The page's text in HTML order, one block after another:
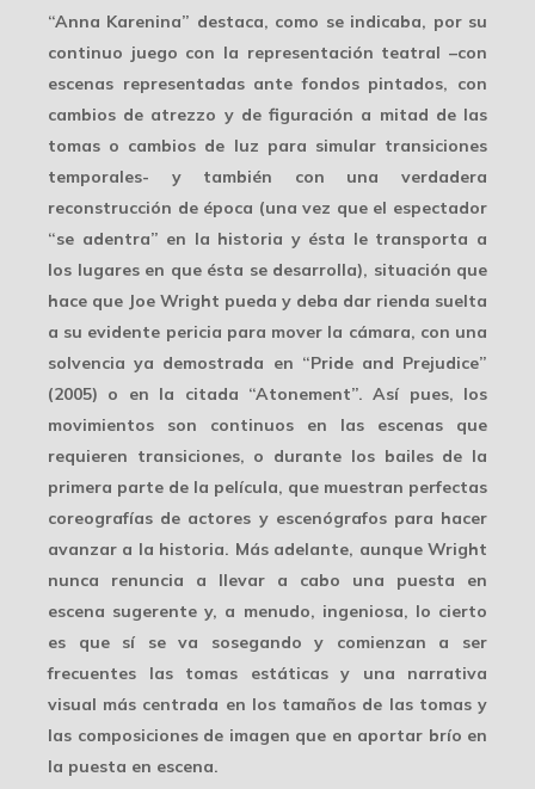
“Anna Karenina” destaca, como se indicaba, por su
continuo juego con la representación teatral –con
escenas representadas ante fondos pintados, con
cambios de atrezzo y de figuración a mitad de las
tomas o cambios de luz para simular transiciones
temporales- y también con una verdadera
reconstrucción de época (una vez que el espectador
“se adentra” en la historia y ésta le transporta a
los lugares en que ésta se desarrolla), situación que
hace que Joe Wright pueda y deba dar rienda suelta
a su evidente pericia para mover la cámara, con una
solvencia ya demostrada en “Pride and Prejudice”
(2005) o en la citada “Atonement”. Así pues, los
movimientos son continuos en las escenas que
requieren transiciones, o durante los bailes de la
primera parte de la película, que muestran perfectas
coreografías de actores y escenógrafos para hacer
avanzar a la historia. Más adelante, aunque Wright
nunca renuncia a llevar a cabo una puesta en
escena sugerente y, a menudo, ingeniosa, lo cierto
es que sí se va sosegando y comienzan a ser
frecuentes las tomas estáticas y una narrativa
visual más centrada en los tamaños de las tomas y
las composiciones de imagen que en aportar brío en
la puesta en escena.